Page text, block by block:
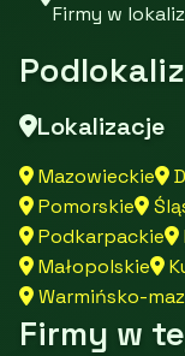
Firmy w
Lokalizacje
Mazowieckie
Pomorskie
Podkarpackie
Małopolskie
Warmińsko-
Firmy w